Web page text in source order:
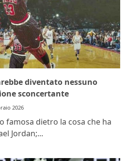
diventato nessuno
sconcertante
2026
famosa dietro la cosa che ha
Jordan;...